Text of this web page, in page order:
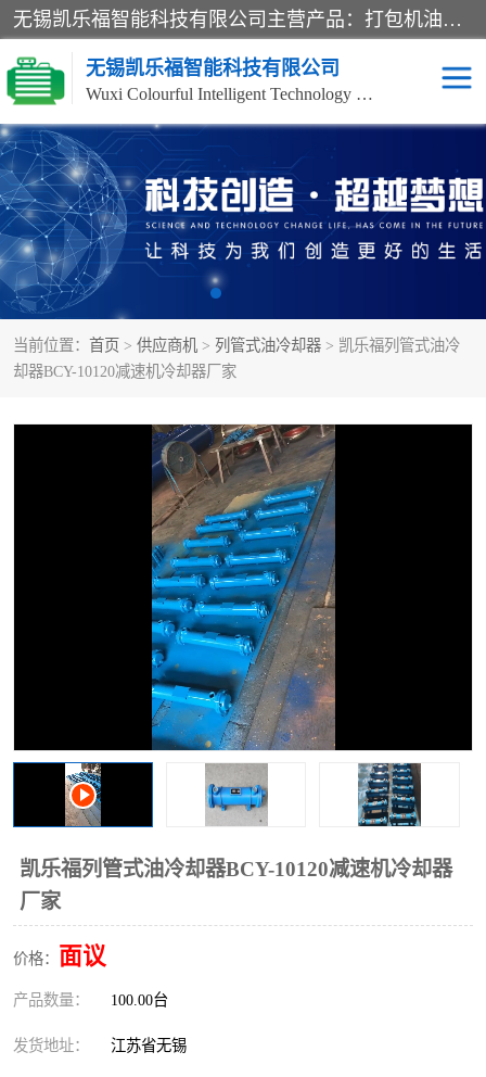
无锡凯乐福智能科技有限公司主营产品：打包机油泵、风冷式油冷却器、液压阀、液压泵、冷却器、过滤器及气动元器件。公司主导生产齿轮泵、齿轮马达、液压阀等产品。共计100多个系列、3000余种规格。覆盖了液压系统的动力元件、控制元件和执行元件，具备较强的成套供货、服务能力。
无锡凯乐福智能科技有限公司
Wuxi Colourful Intelligent Technology Co., Ltd
当前位置： 首页 > 供应商机 > 列管式油冷却器 > 凯乐福列管式油冷
却器BCY-10120减速机冷却器厂家
凯乐福列管式油冷却器BCY-10120减速机冷却器
厂家
价格： 面议
产品数量： 100.00台
发货地址： 江苏省无锡
齿轮泵 机床冷却泵
风冷式油冷却器 叶片泵
液压马达
柱塞泵 方向阀
电机
列管式油冷却器